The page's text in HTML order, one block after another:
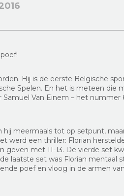
Hij is de eerste Belgische
Spelen. En het is meteen die
Van Einem – het nummer
hij meermaals tot op setpunt,
werd een thriller: Florian
geven met 11-13. De vierde set
laatste set was Florian mentaal
poef en vloog in de armen